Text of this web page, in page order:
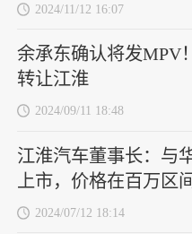
2024/11/12 16:07
余承东确认将发MPV
转让江淮
2024/09/11 18:48
江淮汽车董事长：与
上市，价格在百万区
2024/07/12 18:14